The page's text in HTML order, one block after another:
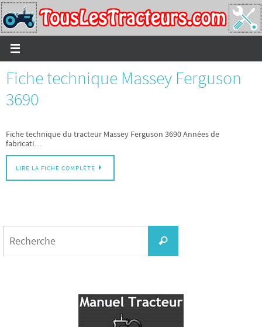
Passer
vers
le
contenu
Fiche technique Massey Ferguson
3690
Fiche technique du tracteur Massey Ferguson 3690 Années de
fabricati…
LIRE LA FICHE COMPLÈTE
Recherche